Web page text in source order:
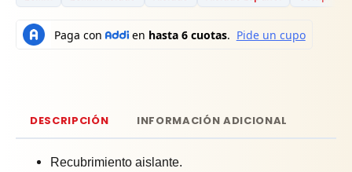
DESCRIPCIÓN INFORMACIÓN ADICIONAL
Recubrimiento aislante.